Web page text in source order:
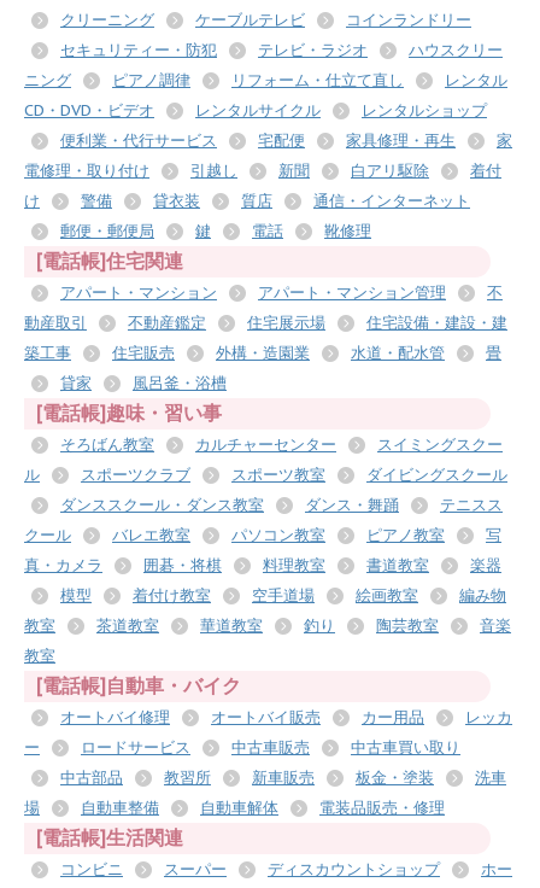
クリーニング
ケーブルテレビ
コインランドリー
セキュリティー・防犯
テレビ・ラジオ
ハウスクリー
ニング
ピアノ調律 リフォーム・仕立て直し
レンタル
CD・DVD・ビデオ
レンタルサイクル
レンタルショップ
便利業・代行サービス
宅配便 家具修理・再生
家
電修理・取り付け
引越し 新聞 白アリ駆除
着付
け
警備 貸衣装 質店
通信・インターネット
郵便・郵便局
鍵 電話 靴修理
[電話帳]住宅関連
アパート・マンション アパート・マンション管理
不
動産取引
不動産鑑定 住宅展示場
住宅設備・建設・建
築工事
住宅販売 外構・造園業 水道・配水管
畳
貸家
風呂釜・浴槽
[電話帳]趣味・習い事
そろばん教室 カルチャーセンター
スイミングスクー
ル
スポーツクラブ スポーツ教室
ダイビングスクール
ダンススクール・ダンス教室
ダンス・舞踊
テニスス
クール
バレエ教室 パソコン教室 ピアノ教室
写
真・カメラ
囲碁・将棋 料理教室 書道教室
楽器
模型
着付け教室 空手道場 絵画教室
編み物
教室
茶道教室 華道教室 釣り 陶芸教室
音楽
教室
[電話帳]自動車・バイク
オートバイ修理 オートバイ販売 カー用品
レッカ
ー
ロードサービス 中古車販売
中古車買い取り
中古部品
教習所 新車販売 板金・塗装
洗車
場
自動車整備 自動車解体 電装品販売・修理
[電話帳]生活関連
コンビニ スーパー ディスカウントショップ
ホー